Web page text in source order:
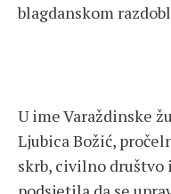
blagdanskom
U ime Varaždinske
Ljubica Božić,
skrb, civilno